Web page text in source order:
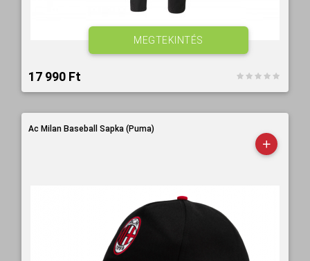
17 990 Ft‎
MEGTEKINTÉS
Ac Milan Baseball Sapka (Puma)